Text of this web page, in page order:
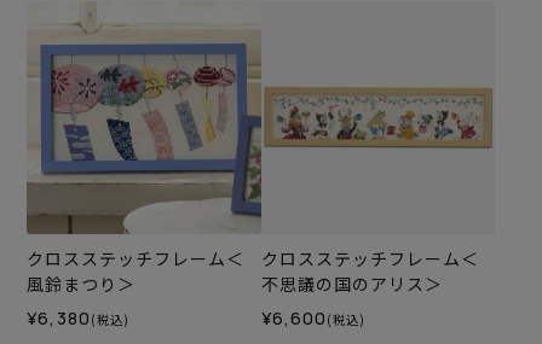
クロスステッチフレーム＜
風鈴まつり＞
¥6,380 (税込)
クロスステッチフレーム＜
不思議の国のアリス＞
¥6,600 (税込)